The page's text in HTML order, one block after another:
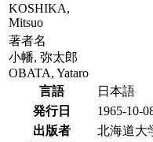
KOSHIKA,
Mitsuo
著者名
小幡, 弥太郎
OBATA, Yataro
言語
日本語
発行日
1965-10-
出版者
北海道大